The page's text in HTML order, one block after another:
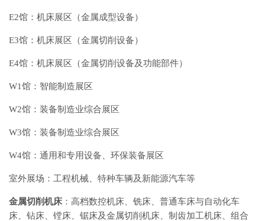
E2馆：机床展区（金属成型设备）
E3馆：机床展区（金属切削设备）
E4馆：机床展区（金属切削设备及功能部件）
W1馆：智能制造展区
W2馆：装备制造业综合展区
W3馆：装备制造业综合展区
W4馆：通用和专用设备、环保装备展区
室外展场：工程机械、特种车辆及新能源汽车等
金属切削机床 ：高档数控机床、铣床、普通车床与自动化车
床、钻床、镗床、锯床及金属切削机床、制齿加工机床、组合